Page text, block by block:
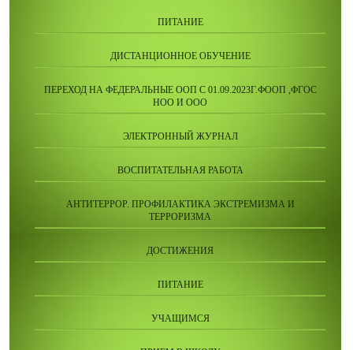
ПИТАНИЕ
ДИСТАНЦИОННОЕ ОБУЧЕНИЕ
ПЕРЕХОД НА ФЕДЕРАЛЬНЫЕ ООП С 01.09.2023Г.ФООП ,ФГОС
НОО И ООО
ЭЛЕКТРОННЫЙ ЖУРНАЛ
ВОСПИТАТЕЛЬНАЯ РАБОТА
АНТИТЕРРОР. ПРОФИЛАКТИКА ЭКСТРЕМИЗМА И
ТЕРРОРИЗМА
ДОСТИЖЕНИЯ
ПИТАНИЕ
УЧАЩИМСЯ